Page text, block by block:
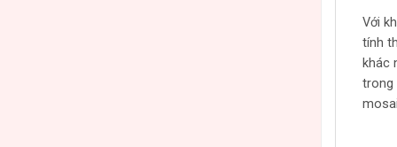
Với
tính
khác
trong